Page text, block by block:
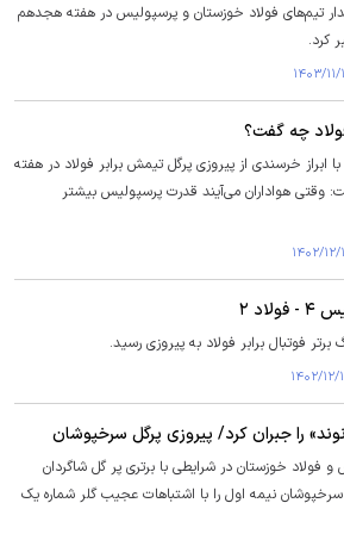
تیم‌های فولاد خوزستان و پرسپولیس در هفته هجدهم
کرد.
چه گفت؟
ابراز خرسندی از پیروزی پرگل تیمش برابر فولاد در هفته
هواداران می‌آیند قدرت پرسپولیس بیشتر
۲
فوتبال برابر فولاد به پیروزی رسید.
را جبران کرد/ پیروزی پرگل سرخپوشان
فولاد خوزستان در شرایطی با برتری پر گل شاگردان
سرخپوشان نیمه اول را با اشتباهات عجیب گلر شماره یک